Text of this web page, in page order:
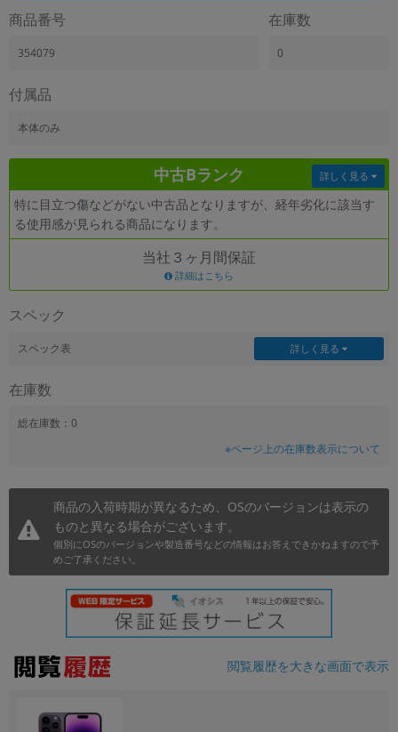
商品番号
354079
在庫数
0
付属品
本体のみ
中古Bランク
特に目立つ傷などがない中古品となりますが、経年劣化に該当す
る使用感が見られる商品になります。
詳しく見る
当社３ヶ月間保証
詳細はこちら
スペック
スペック表 詳しく見る
在庫数
総在庫数：0
※ページ上の在庫数表示について
商品の入荷時期が異なるため、OSのバージョンは表示の
ものと異なる場合がございます。
個別にOSのバージョンや製造番号などの情報はお答えできかねますので予
めご了承ください。
閲覧履歴を大きな画面で表示
ドライブ
ドライブの絞り込み
ランク
「新品」「未使用」「中古」など
CPU
OSの絞り込み
メモリ
年 月 まで
各項目のチェックボックスは「or検索」となります。
ただし機能別のみ「and検索」となります。